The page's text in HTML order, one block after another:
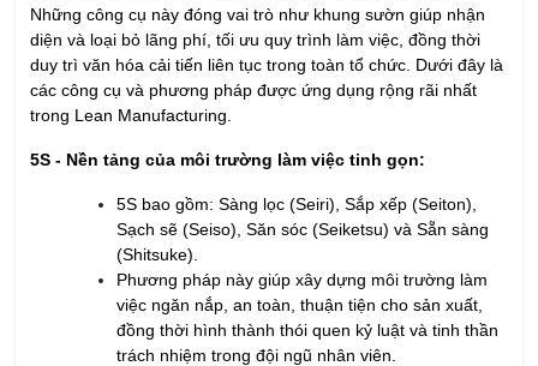
Những công cụ này đóng vai trò như khung sườn giúp nhận
diện và loại bỏ lãng phí, tối ưu quy trình làm việc, đồng thời
duy trì văn hóa cải tiến liên tục trong toàn tổ chức. Dưới đây là
các công cụ và phương pháp được ứng dụng rộng rãi nhất
trong Lean Manufacturing.
5S - Nền tảng của môi trường làm việc tinh gọn:
5S bao gồm: Sàng lọc (Seiri), Sắp xếp (Seiton),
Sạch sẽ (Seiso), Săn sóc (Seiketsu) và Sẵn sàng
(Shitsuke).
Phương pháp này giúp xây dựng môi trường làm
việc ngăn nắp, an toàn, thuận tiện cho sản xuất,
đồng thời hình thành thói quen kỷ luật và tinh thần
trách nhiệm trong đội ngũ nhân viên.